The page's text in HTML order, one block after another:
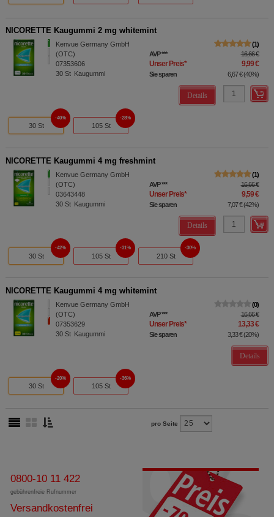
NICORETTE Kaugummi 2 mg whitemint
Kenvue Germany GmbH
(OTC)
07353606
30 St Kaugummi
1
AVP*** 16,66 €
Unser Preis* 9,99 €
Sie sparen 6,67 €(40%)
Details
30 St
40%
105 St
28%
NICORETTE Kaugummi 4 mg freshmint
Kenvue Germany GmbH
(OTC)
03643448
30 St Kaugummi
1
AVP*** 16,66 €
Unser Preis* 9,59 €
Sie sparen 7,07 €(42%)
Details
30 St
42%
105 St
31%
210 St
30%
NICORETTE Kaugummi 4 mg whitemint
Kenvue Germany GmbH
(OTC)
07353629
30 St Kaugummi
0
AVP*** 16,66 €
Unser Preis* 13,33 €
Sie sparen 3,33 €(20%)
Details
30 St
20%
105 St
36%
pro Seite
0800-10 11 422
gebührenfreie Rufnummer
Versandkostenfrei